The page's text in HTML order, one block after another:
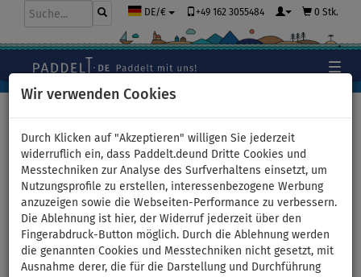
Wir verwenden Cookies
Durch Klicken auf "Akzeptieren" willigen Sie jederzeit
widerruflich ein, dass Paddelt.deund Dritte Cookies und
Messtechniken zur Analyse des Surfverhaltens einsetzt, um
Nutzungsprofile zu erstellen, interessenbezogene Werbung
anzuzeigen sowie die Webseiten-Performance zu verbessern.
Die Ablehnung ist hier, der Widerruf jederzeit über den
Fingerabdruck-Button möglich. Durch die Ablehnung werden
die genannten Cookies und Messtechniken nicht gesetzt, mit
Ausnahme derer, die für die Darstellung und Durchführung
DE/€ +49 162 3055484 0 Stk.
T-shirt Herren
PADDLEBOARDING BLUE lycra
langarm - Größe: XS